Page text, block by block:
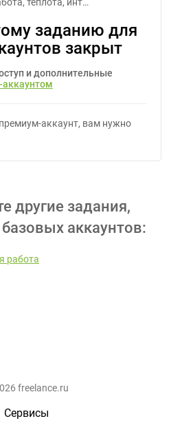
заданию для
закрыт
и дополнительные
аккаунт, вам нужно
другие задания,
аккаунтов:
работа
freelance.ru
Сервисы